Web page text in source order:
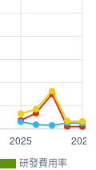
研發費用率